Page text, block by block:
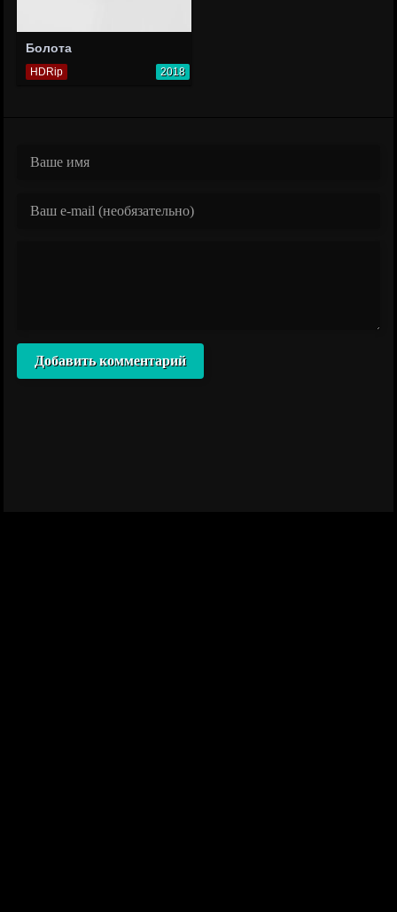
Болота
HDRip 2018
Добавить комментарий